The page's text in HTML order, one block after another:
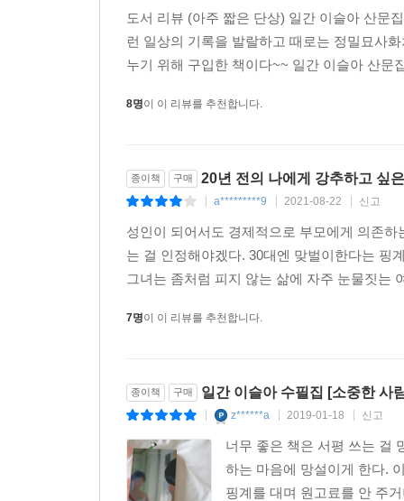
도서 리뷰 (아주 짧은 단상) 일간 이슬아 산문
런 일상의 기록을 발랄하고 때로는 정밀묘사
누기 위해 구입한 책이다~~ 일간 이슬아 산
8명이 이 리뷰를 추천합니다.
종이책 구매 20년 전의 나에게 강추하고 싶
a*********9 2021-08-22 신고
성인이 되어서도 경제적으로 부모에게 의존
는 걸 인정해야겠다. 30대엔 맞벌이한다는 핑
그녀는 좀처럼 피지 않는 삶에 자주 눈물짓는
7명이 이 리뷰를 추천합니다.
종이책 구매 일간 이슬아 수필집 [소중한 사
z******a 2019-01-18 신고
너무 좋은 책은 서평 쓰는 걸
하는 마음에 망설이게 한다.
핑계를 대며 원고료를 안 주